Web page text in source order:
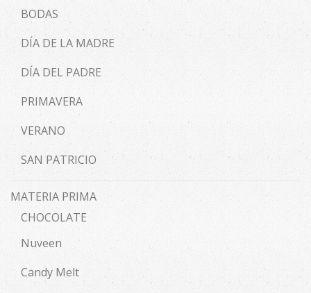
BODAS
DÍA DE LA MADRE
DÍA DEL PADRE
PRIMAVERA
VERANO
SAN PATRICIO
MATERIA PRIMA
CHOCOLATE
Nuveen
Candy Melt